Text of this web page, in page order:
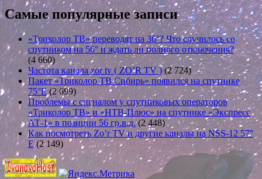
Самые популярные записи
«Триколор ТВ» переводят на 36°? Что случилось со
спутником на 56° и ждать ли полного отключения?
(4 660)
Частота канала zor tv ( ZO’R TV ) (2 724)
Пакет «Триколор ТВ Сибирь» появился на спутнике
75°E (2 699)
Проблемы с сигналом у спутниковых операторов
«Триколор ТВ» и «НТВ-Плюс» на спутнике «Экспресс
АТ-1» в позиции 56 гр.в.д. (2 448)
Как посмотреть Zo’r TV и другие каналы на NSS-12 57°
E (2 149)